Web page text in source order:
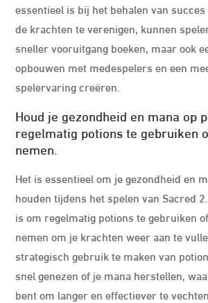
essentieel is bij het behalen van
de krachten te verenigen, kunnen
sneller vooruitgang boeken, maar ook
opbouwen met medespelers en een
spelervaring creëren.
Houd je gezondheid en mana op
regelmatig potions te gebruiken
nemen.
Het is essentieel om je gezondheid en
houden tijdens het spelen van Sacred
is om regelmatig potions te gebruiken
nemen om je krachten weer aan te
strategisch gebruik te maken van
snel genezen of je mana herstellen,
bent om langer en effectiever te